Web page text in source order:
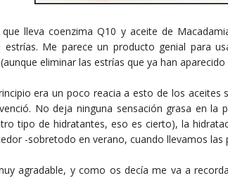
que lleva coenzima Q10 y aceite de
estrías. Me parece un producto genial para
eliminar las estrías que ya han
era un poco reacia a esto de los aceites
No deja ninguna sensación grasa en la
tipo de hidratantes, eso es cierto), la
-sobretodo en verano, cuando llevamos las
agradable, y como os decía me va a